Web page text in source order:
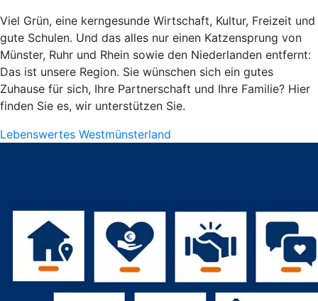
Viel Grün, eine kerngesunde Wirtschaft, Kultur, Freizeit und
gute Schulen. Und das alles nur einen Katzensprung von
Münster, Ruhr und Rhein sowie den Niederlanden entfernt:
Das ist unsere Region. Sie wünschen sich ein gutes
Zuhause für sich, Ihre Partnerschaft und Ihre Familie? Hier
finden Sie es, wir unterstützen Sie.
Lebenswertes Westmünsterland